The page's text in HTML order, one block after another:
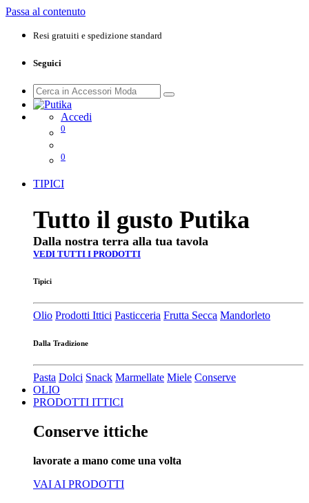
Passa al contenuto
Resi gratuiti e spedizione standard
Seguici
Accedi
0
0
TIPICI
Tutto il gusto Putika
Dalla nostra terra alla tua tavola
VEDI TUTTI I PRODOTTI
Tipici
Olio Prodotti Ittici Pasticceria Frutta Secca Mandorleto
Dalla Tradizione
Pasta Dolci Snack Marmellate Miele Conserve
OLIO
PRODOTTI ITTICI
Conserve ittiche
lavorate a mano come una volta
VAI AI PRODOTTI